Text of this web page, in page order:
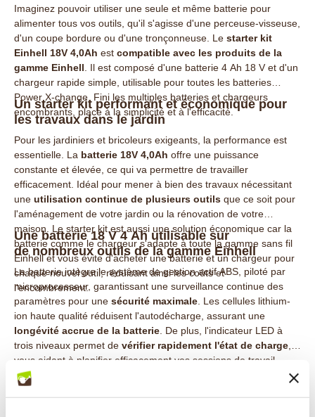
Imaginez pouvoir utiliser une seule et même batterie pour
alimenter tous vos outils, qu'il s'agisse d'une perceuse-visseuse,
d'un coupe bordure ou d'une tronçonneuse. Le starter kit
Einhell 18V 4,0Ah est compatible avec les produits de la
gamme Einhell . Il est composé d'une batterie 4 Ah 18 V et d'un
chargeur rapide simple, utilisable pour toutes les batteries
Power X-change. Fini les multiples batteries et chargeurs
encombrants, place à la simplicité et à l'efficacité.
Un starter kit performant et économique pour
les travaux dans le jardin
Pour les jardiniers et bricoleurs exigeants, la performance est
essentielle. La batterie 18V 4,0Ah offre une puissance
constante et élevée, ce qui va permettre de travailler
efficacement. Idéal pour mener à bien des travaux nécessitant
une utilisation continue de plusieurs outils que ce soit pour
l'aménagement de votre jardin ou la rénovation de votre
maison. Le starter kit est aussi une solution économique car la
batterie comme le chargeur s'adapte à toute la gamme sans fil
Einhell et vous évite d'acheter une batterie et un chargeur pour
chaque nouvel outil, réduisant ainsi les coûts et
l'encombrement.
Une batterie 18 V 4 Ah utilisable sur
de nombreux outils de la gamme Einhell
La batterie intègre le système de gestion actif ABS, piloté par
microprocesseur, garantissant une surveillance continue des
paramètres pour une sécurité maximale . Les cellules lithium-
ion haute qualité réduisent l'autodécharge, assurant une
longévité accrue de la batterie . De plus, l'indicateur LED à
trois niveaux permet de vérifier rapidement l'état de charge
vous aidant à planifier efficacement vos sessions de travail.
Cette batterie peut être utilisée sur différents produits de la
gamme Einhell pour vous faciliter la vie au jardin, comme par
Autonomie de la batterie 4 Ah avec cet équipement : 125 min